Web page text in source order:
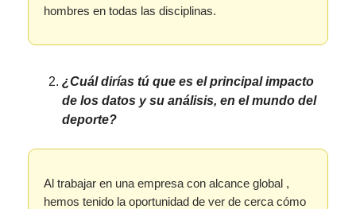
hombres en todas las disciplinas.
¿Cuál dirías tú que es el principal impacto
de los datos y su análisis, en el mundo del
deporte?
Al trabajar en una empresa con alcance global ,
hemos tenido la oportunidad de ver de cerca cómo